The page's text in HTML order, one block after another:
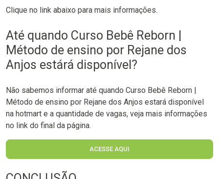
Clique no link abaixo para mais informações.
Até quando Curso Bebê Reborn |
Método de ensino por Rejane dos
Anjos estárá disponível?
Não sabemos informar até quando Curso Bebê Reborn |
Método de ensino por Rejane dos Anjos estará disponível
na hotmart e a quantidade de vagas, veja mais informações
no link do final da página.
ACESSE AQUI